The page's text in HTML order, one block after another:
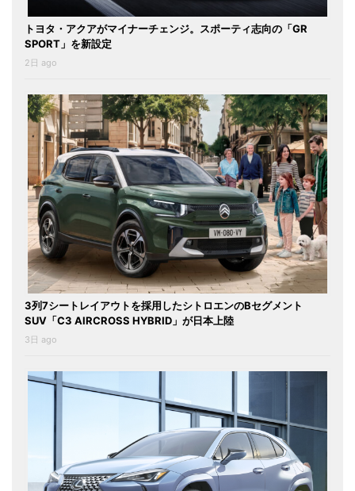
トヨタ・アクアがマイナーチェンジ。スポーティ志向の「GR
SPORT」を新設定
2日 ago
3列7シートレイアウトを採用したシトロエンのBセグメント
SUV「C3 AIRCROSS HYBRID」が日本上陸
3日 ago